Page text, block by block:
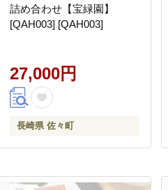
詰め合わせ【宝緑園】
[QAH003] [QAH003]
27,000円
長崎県 佐々町